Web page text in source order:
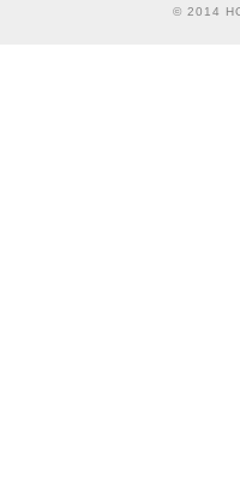
© 2014